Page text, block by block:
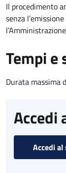
Il procedimento
senza
Tempi e
Durata massima
Accedi
Accedi